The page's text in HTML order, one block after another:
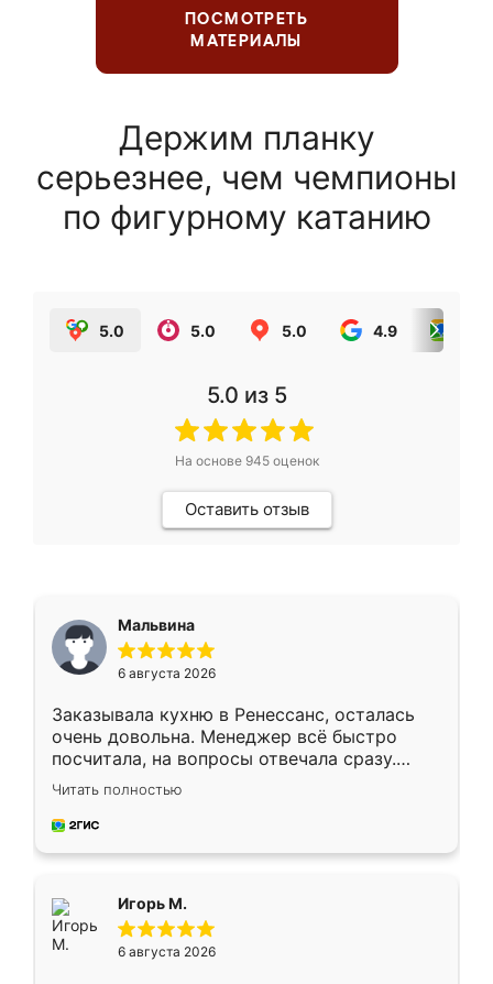
ПОСМОТРЕТЬ
МАТЕРИАЛЫ
Держим планку
серьезнее, чем чемпионы
по фигурному катанию
5.0 5.0 5.0 4.9
5.0 из 5
На основе 945оценок
Оставить отзыв
Мальвина
6 августа 2026
Заказывала кухню в Ренессанс, осталась
очень довольна. Менеджер всё быстро
посчитала, на вопросы отвечала сразу.
Замерщик приехал в субботу, подошёл к
делу со всей ответственностью. Собрали
за день, ребята работали аккуратно, даже
Читать полностью
Игорь М.
6 августа 2026